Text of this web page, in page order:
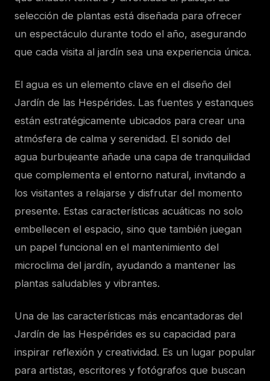
selección de plantas está diseñada para ofrecer
un espectáculo durante todo el año, asegurando
que cada visita al jardín sea una experiencia única.
El agua es un elemento clave en el diseño del
Jardín de las Hespérides. Las fuentes y estanques
están estratégicamente ubicados para crear una
atmósfera de calma y serenidad. El sonido del
agua burbujeante añade una capa de tranquilidad
que complementa el entorno natural, invitando a
los visitantes a relajarse y disfrutar del momento
presente. Estas características acuáticas no solo
embellecen el espacio, sino que también juegan
un papel funcional en el mantenimiento del
microclima del jardín, ayudando a mantener las
plantas saludables y vibrantes.
Una de las características más encantadoras del
Jardín de las Hespérides es su capacidad para
inspirar reflexión y creatividad. Es un lugar popular
para artistas, escritores y fotógrafos que buscan